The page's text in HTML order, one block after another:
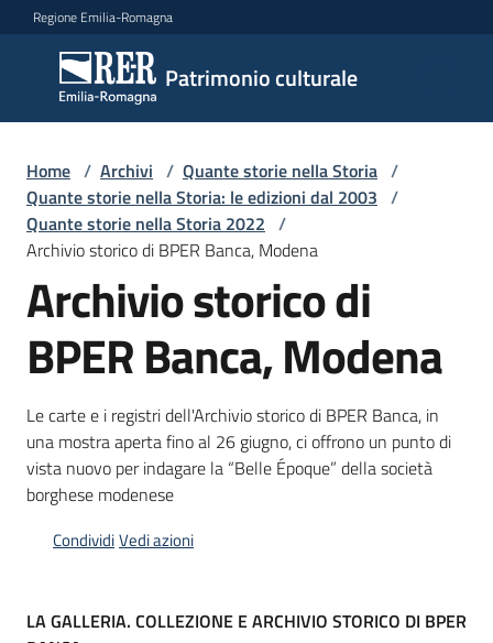
Vai al contenuto
Vai alla navigazione
Vai al footer
Regione Emilia-Romagna
Patrimonio culturale
Patrimonio
culturale
Argomenti
Novità
Servizi
Leggi
Atti
Bandi
Piani
Home / Archivi / Quante storie nella Storia /
Quante storie nella Storia: le edizioni dal 2003 /
Quante storie nella Storia 2022 /
Archivio storico di BPER Banca, Modena
Archivio storico di
BPER Banca, Modena
Le carte e i registri dell'Archivio storico di BPER Banca, in
una mostra aperta fino al 26 giugno, ci offrono un punto di
vista nuovo per indagare la “Belle Époque” della società
borghese modenese
CondividiVedi azioni
LA GALLERIA. COLLEZIONE E ARCHIVIO STORICO DI BPER